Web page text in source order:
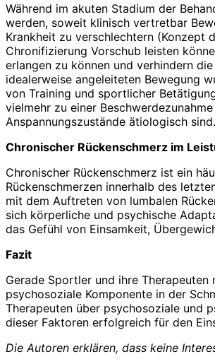
Während im akuten Stadium der
werden, soweit klinisch vertretbar
Krankheit zu verschlechtern (Konzept
Chronifizierung Vorschub leisten
erlangen zu können und verhindern
idealerweise angeleiteten Bewegung
von Training und sportlicher
vielmehr zu einer
Anspannungszustände ätiologisch
Chronischer Rückenschmerz im
Chronischer Rückenschmerz ist ein
Rückenschmerzen innerhalb des
mit dem Auftreten von lumbalen
sich körperliche und psychische
das Gefühl von Einsamkeit,
Fazit
Gerade Sportler und ihre
psychosoziale Komponente in der
Therapeuten über psychosoziale und
dieser Faktoren erfolgreich für den
Die Autoren erklären, dass keine